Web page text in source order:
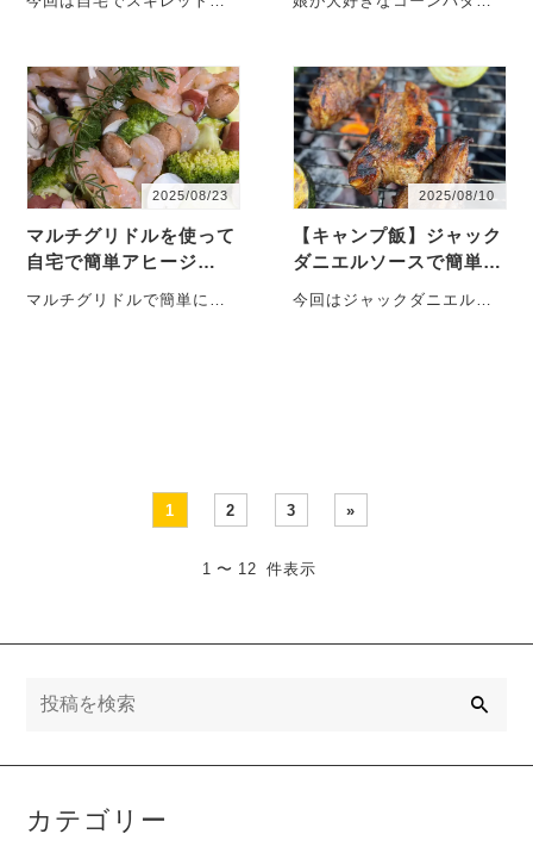
トは、キャンプやア・・・
際は、必ず登場する・・・
2025/08/23
マルチグリドルを使って
自宅で簡単アヒージ
マルチグリドルで簡単に作
2025/08/10
【キャンプ飯】ジャック
ダニエルソースで簡単美
味しい肉料理
今回はジャックダニエルソ
1 2 3 »
1 〜 12 件表示
カテゴリー